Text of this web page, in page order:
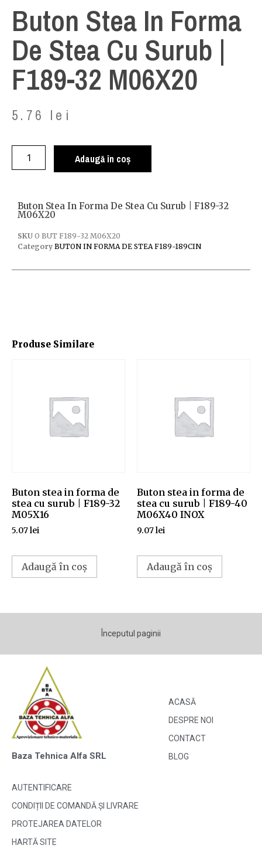
Buton Stea In Forma
De Stea Cu Surub |
F189-32 M06X20
5.76 lei
Adaugă în coș
Produse Similare
Buton stea in forma de
stea cu surub | F189-32
M05X16
5.07lei
Adaugă în coș
Buton stea in forma de
stea cu surub | F189-40
M06X40 INOX
9.07lei
Adaugă în coș
Buton Stea In Forma De Stea Cu Surub | F189-32
M06X20
SKU O BUT F189-32 M06X20
Category BUTON IN FORMA DE STEA F189-189CIN
Începutul paginii
Baza Tehnica Alfa SRL
ACASĂ
DESPRE NOI
CONTACT
BLOG
AUTENTIFICARE
CONDIȚII DE COMANDĂ ȘI LIVRARE
PROTEJAREA DATELOR
HARTĂ SITE